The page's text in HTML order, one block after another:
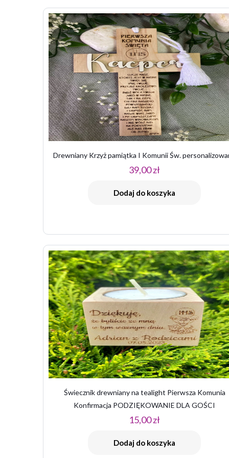
Twój adres email
Twoja ocena*
1
Drewniany Krzyż pamiątka I Komunii Św.
39,00zł
Dodaj do koszyka
Świecznik drewniany na tealight Pierwsza Komunia
Konfirmacja PODZIĘKOWANIE DLA GOŚCI
15,00zł
Dodaj do koszyka